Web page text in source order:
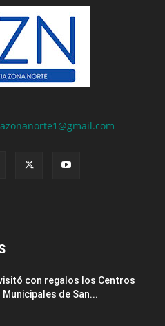
con regalos los Centros
de San...